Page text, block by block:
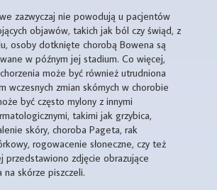
zazwyczaj nie powodują u pacjentów
objawów, takich jak ból czy świąd, z
osoby dotknięte chorobą Bowena są
w późnym jej stadium. Co więcej,
może być również utrudniona
wczesnych zmian skórnych w chorobie
być często mylony z innymi
takimi jak grzybica,
skóry, choroba Pageta, rak
rogowacenie słoneczne, czy też
przedstawiono zdjęcie obrazujące
skórze piszczeli.